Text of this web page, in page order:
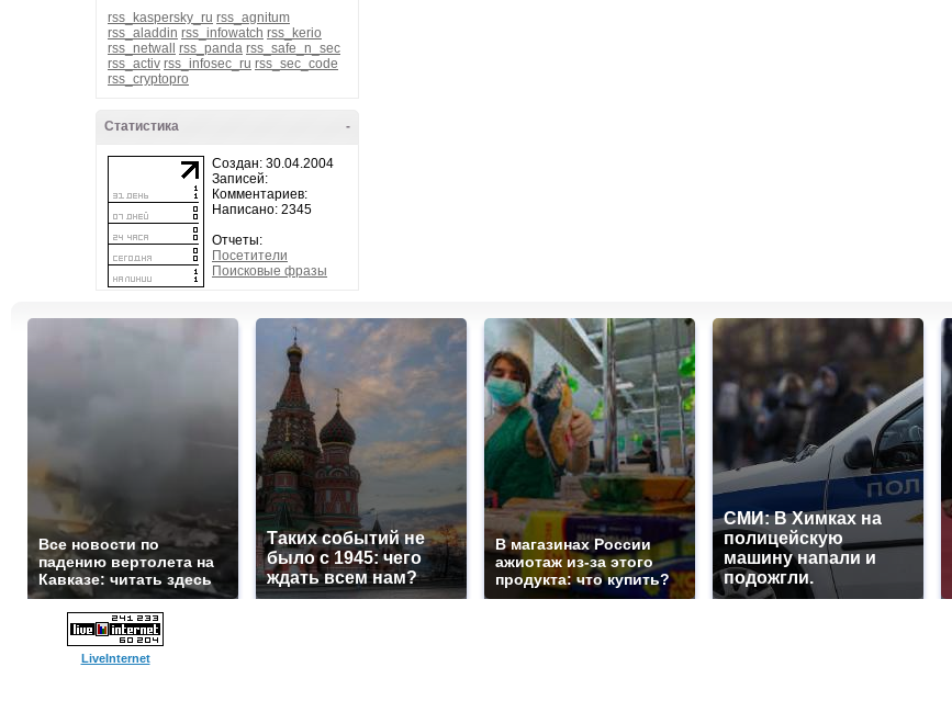
rss_kaspersky_ru rss_agnitum
rss_aladdin rss_infowatch rss_kerio
rss_netwall
rss_panda rss_safe_n_sec
rss_activ rss_infosec_ru rss_sec_code
rss_cryptopro
-
Статистика
Создан: 30.04.2004
Записей:
Комментариев:
Написано: 2345
Отчеты:
Посетители
Поисковые фразы
Все новости по
падению вертолета на
Кавказе: читать здесь
Таких событий не
было с 1945: чего
ждать всем нам?
В магазинах России
ажиотаж из-за этого
продукта: что купить?
СМИ: В Химках на
полицейскую
машину напали и
подожгли.
LiveInternet